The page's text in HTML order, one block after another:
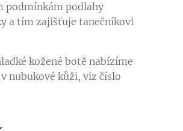
podmínkám podlahy
a tím zajišťuje tanečníkovi
kožené botě nabízíme
nubukové kůži, viz číslo